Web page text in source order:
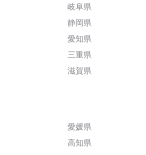
岐阜県
静岡県
愛知県
三重県
滋賀県
愛媛県
高知県